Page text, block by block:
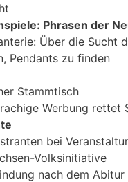
Phrasen der
Über die Sucht
Pendants zu finden
Stammtisch
Werbung rettet
bei
Volksinitiative
nach dem Abitur